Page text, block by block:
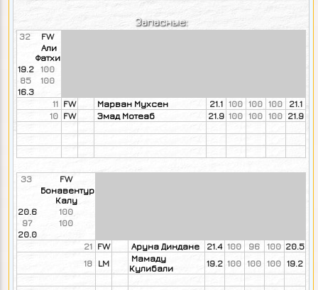
Запасные:
32
FW
Али
Фатхи
19.2 100
85
100
16.3
11 FW Марван Мухсен 21.1 100 100 100
21.1
10 FW Эмад Мотеаб 21.9 100 100 100 21.9
33
FW
Бонавентур
Калу
20.6
100
97
100
20.0
21 FW Аруна Диндане 21.4 100 96 100 20.5
18 LM
Мамаду
Кулибали
19.2 100 100 100 19.2